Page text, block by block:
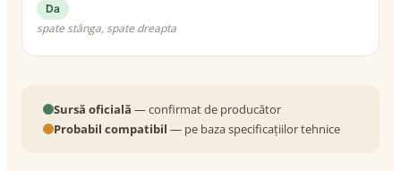
Da
spate stânga, spate dreapta
Sursă oficială — confirmat de producător
Probabil compatibil — pe baza specificațiilor tehnice